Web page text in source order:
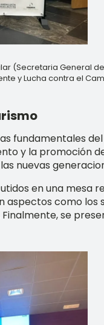
(Secretaria General
y Lucha contra el
fundamentales
y la promoción
nuevas
en una mesa
como los
se